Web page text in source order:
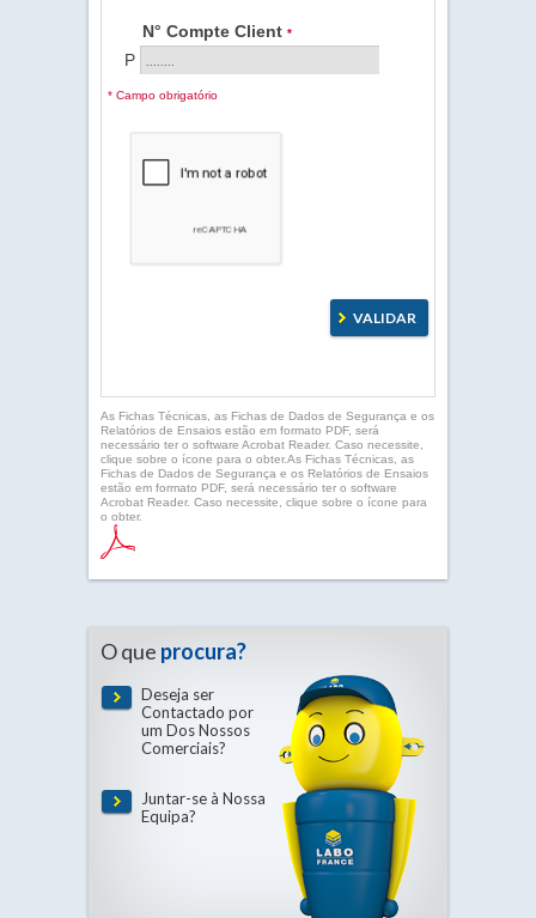
N° Compte Client *
P
* Campo obrigatório
As Fichas Técnicas, as Fichas de Dados de Segurança e os
Relatórios de Ensaios estão em formato PDF, será
necessário ter o software Acrobat Reader. Caso necessite,
clique sobre o ícone para o obter.As Fichas Técnicas, as
Fichas de Dados de Segurança e os Relatórios de Ensaios
estão em formato PDF, será necessário ter o software
Acrobat Reader. Caso necessite, clique sobre o ícone para
o obter.
O que procura?
Deseja ser
Contactado por
um Dos Nossos
Comerciais?
Juntar-se à Nossa
Equipa?